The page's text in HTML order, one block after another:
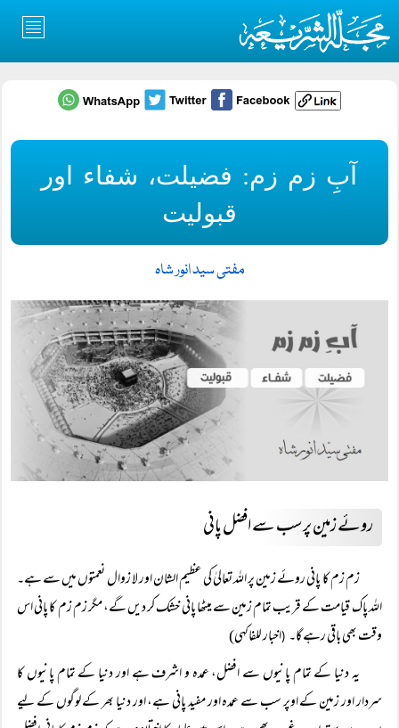
آبِ زم زم: فضیلت، شفاء اور
قبولیت
مفتی سید انور شاہ
روئے زمین پر سب سے افضل پانی
زم زم کا پانی روئے زمین پر اللہ تعالیٰ کی عظیم الشان اور لا زوال نعمتوں میں سے ہے۔
اللہ پاک قیامت کے قریب تمام زمین سے میٹھا پانی خشک کر دیں گے، مگر زم زم کا پانی اس
وقت بھی باقی رہے گا۔ (اخبار للفاکہی)
یہ دنیا کے تمام پانیوں سے افضل، عمدہ و اشرف ہے اور دنیا کے تمام پانیوں کا
سردار اور زمین کے اوپر سب سے عمدہ اور مفید پانی ہے، اور دنیا بھر کے لوگوں کے لیے